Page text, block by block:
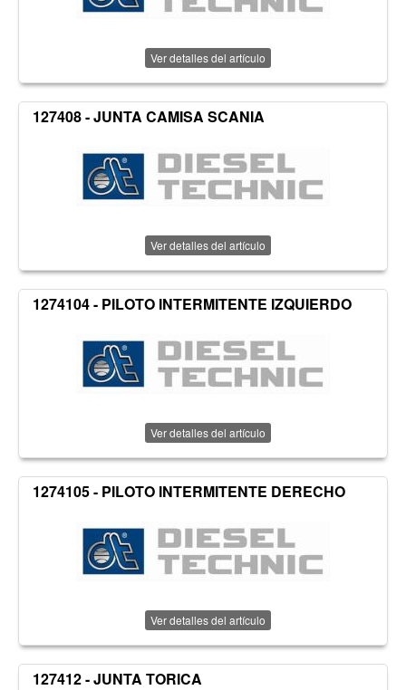
Ver detalles del artículo
127408 - JUNTA CAMISA SCANIA
Ver detalles del artículo
1274104 - PILOTO INTERMITENTE IZQUIERDO
Ver detalles del artículo
1274105 - PILOTO INTERMITENTE DERECHO
Ver detalles del artículo
127412 - JUNTA TORICA